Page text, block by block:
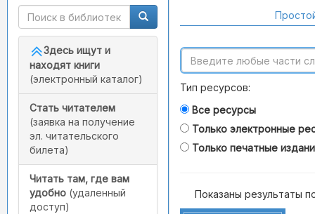
Здесь ищут и
находят книги
(электронный каталог)
Стать читателем
(заявка на получение
эл. читательского
билета)
Читать там, где вам
удобно (удаленный
доступ)
Тип ресурсов:
Все ресурсы
Только электронные
Только печатные
Показаны результаты